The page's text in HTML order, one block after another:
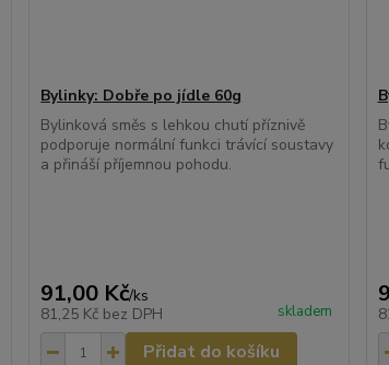
Bylinky: Dobře po jídle 60g
Bylinková směs s lehkou chutí příznivě
podporuje normální funkci trávící soustavy
a přináší příjemnou pohodu.
91,00 Kč/ks
81,25 Kč bez DPH skladem
Přidat do košíku